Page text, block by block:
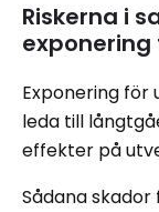
Riskerna i
Exponering
leda till
effekter på
Sådana